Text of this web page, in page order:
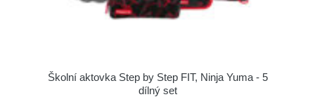
Školní aktovka Step by Step FIT, Ninja Yuma - 5
dílný set